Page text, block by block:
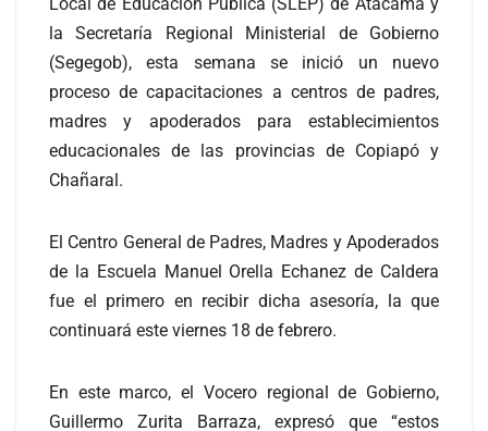
Local de Educación Pública (SLEP) de Atacama y
la Secretaría Regional Ministerial de Gobierno
(Segegob), esta semana se inició un nuevo
proceso de capacitaciones a centros de padres,
madres y apoderados para establecimientos
educacionales de las provincias de Copiapó y
Chañaral.
El Centro General de Padres, Madres y Apoderados
de la Escuela Manuel Orella Echanez de Caldera
fue el primero en recibir dicha asesoría, la que
continuará este viernes 18 de febrero.
En este marco, el Vocero regional de Gobierno,
Guillermo Zurita Barraza, expresó que “estos